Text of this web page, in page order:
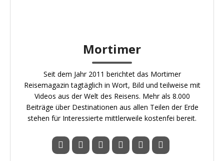
Mortimer
Seit dem Jahr 2011 berichtet das Mortimer
Reisemagazin tagtäglich in Wort, Bild und teilweise mit
Videos aus der Welt des Reisens. Mehr als 8.000
Beiträge über Destinationen aus allen Teilen der Erde
stehen für Interessierte mittlerweile kostenfei bereit.